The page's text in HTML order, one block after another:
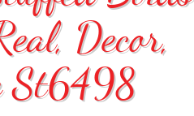
Decor,
St6498